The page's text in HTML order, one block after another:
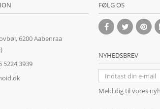
6200 Aabenraa
5224 3939
FØLG OS
NYHEDSBREV
Meld dig til vores